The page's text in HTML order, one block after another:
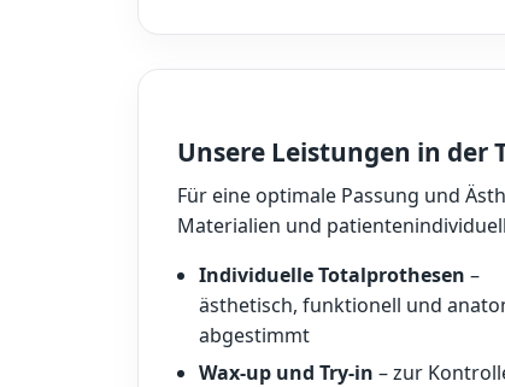
Unsere Leistungen in
Für eine optimale Passung und
Materialien und
Individuelle Totalprothesen –
ästhetisch, funktionell und
abgestimmt
Wax-up und Try-in – zur